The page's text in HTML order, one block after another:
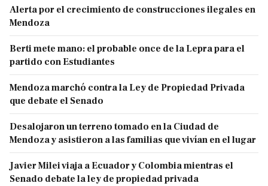
Alerta por el crecimiento de construcciones ilegales en
Mendoza
Berti mete mano: el probable once de la Lepra para el
partido con Estudiantes
Mendoza marchó contra la Ley de Propiedad Privada
que debate el Senado
Desalojaron un terreno tomado en la Ciudad de
Mendoza y asistieron a las familias que vivían en el lugar
Javier Milei viaja a Ecuador y Colombia mientras el
Senado debate la ley de propiedad privada